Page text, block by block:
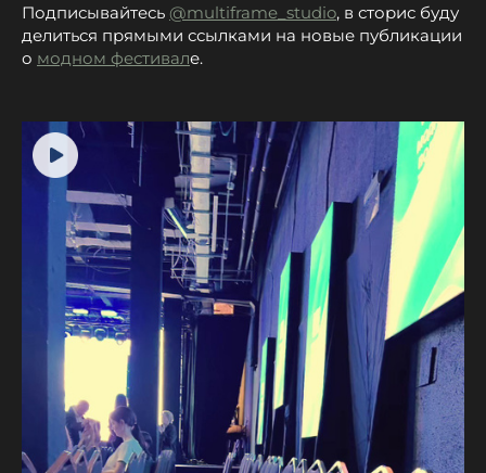
Подписывайтесь @multiframe_studio, в сторис буду
делиться прямыми ссылками на новые публикации
о модном фестивале.